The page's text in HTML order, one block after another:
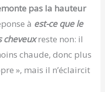
pas la hauteur
à est-ce que le
cheveuxreste non: il
chaude, donc plus
», mais il n’éclaircit